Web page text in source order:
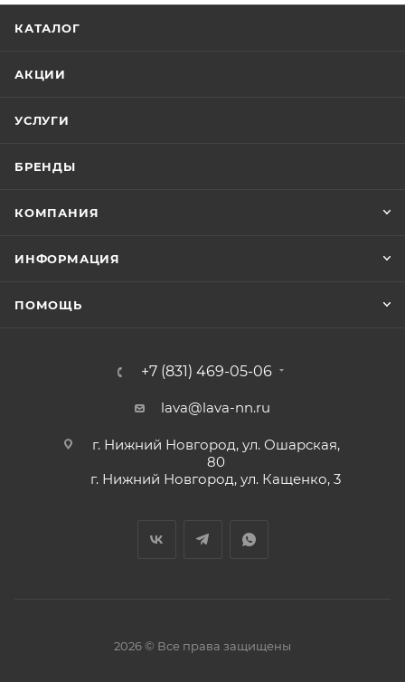
КАТАЛОГ
АКЦИИ
УСЛУГИ
БРЕНДЫ
КОМПАНИЯ
ИНФОРМАЦИЯ
ПОМОЩЬ
+7 (831) 469-05-06
lava@lava-nn.ru
г. Нижний Новгород, ул. Ошарская,
80
г. Нижний Новгород, ул. Кащенко, 3
2026 © Все права защищены